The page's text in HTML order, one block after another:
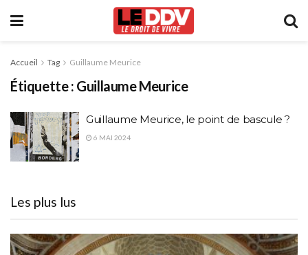
Accueil Tag Guillaume Meurice
Étiquette : Guillaume Meurice
Guillaume Meurice, le point de bascule ?
6 MAI 2024
Les plus lus